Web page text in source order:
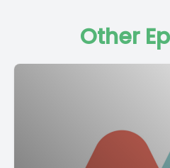
Other